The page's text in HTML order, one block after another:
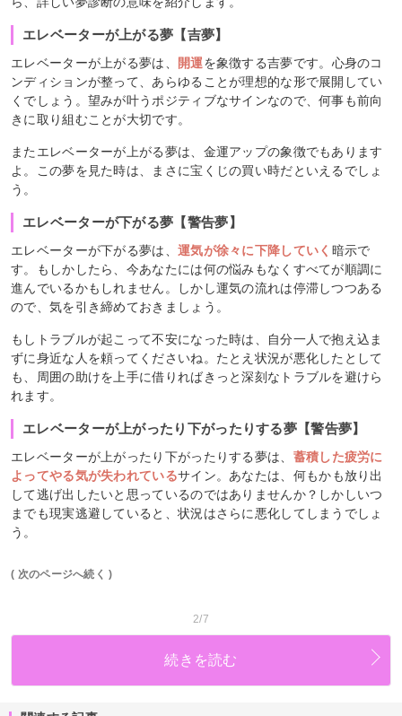
エレベーターが上がる夢【吉夢】
エレベーターが上がる夢は、 開運を象徴する吉夢です。心身のコ
ンディションが整って、あらゆることが理想的な形で展開してい
くでしょう。望みが叶うポジティブなサインなので、何事も前向
きに取り組むことが大切です。
またエレベーターが上がる夢は、金運アップの象徴でもあります
よ。この夢を見た時は、まさに宝くじの買い時だといえるでしょ
う。
エレベーターが下がる夢【警告夢】
エレベーターが下がる夢は、 運気が徐々に下降していく 暗示で
す。もしかしたら、今あなたには何の悩みもなくすべてが順調に
進んでいるかもしれません。しかし運気の流れは停滞しつつある
ので、気を引き締めておきましょう。
もしトラブルが起こって不安になった時は、自分一人で抱え込ま
ずに身近な人を頼ってくださいね。たとえ状況が悪化したとして
も、周囲の助けを上手に借りればきっと深刻なトラブルを避けら
れます。
エレベーターが上がったり下がったりする夢【警告夢】
エレベーターが上がったり下がったりする夢は、 蓄積した疲労に
よってやる気が失われているサイン。あなたは、何もかも放り出
して逃げ出したいと思っているのではありませんか？しかしいつ
までも現実逃避していると、状況はさらに悪化してしまうでしょ
う。
( 次のページへ続く )
2/7
続きを読む